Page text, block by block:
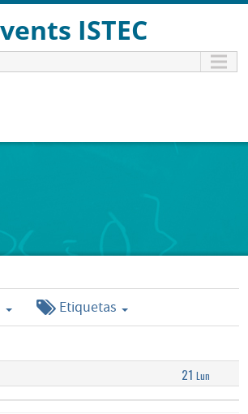
Events ISTEC
Etiquetas
21 Lun